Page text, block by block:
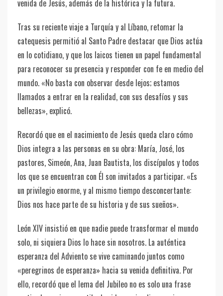
venida de Jesús, además de la histórica y la futura.
Tras su reciente viaje a Turquía y al Líbano, retomar la
catequesis permitió al Santo Padre destacar que Dios actúa
en lo cotidiano, y que los laicos tienen un papel fundamental
para reconocer su presencia y responder con fe en medio del
mundo. «No basta con observar desde lejos; estamos
llamados a entrar en la realidad, con sus desafíos y sus
bellezas», explicó.
Recordó que en el nacimiento de Jesús queda claro cómo
Dios integra a las personas en su obra: María, José, los
pastores, Simeón, Ana, Juan Bautista, los discípulos y todos
los que se encuentran con Él son invitados a participar. «Es
un privilegio enorme, y al mismo tiempo desconcertante:
Dios nos hace parte de su historia y de sus sueños».
León XIV insistió en que nadie puede transformar el mundo
solo, ni siquiera Dios lo hace sin nosotros. La auténtica
esperanza del Adviento se vive caminando juntos como
«peregrinos de esperanza» hacia su venida definitiva. Por
ello, recordó que el lema del Jubileo no es solo una frase